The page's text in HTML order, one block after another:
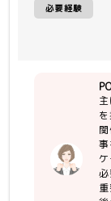
必要経験